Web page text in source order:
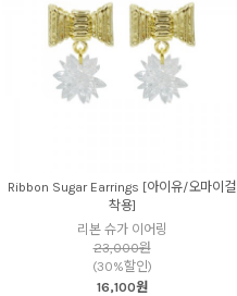
Ribbon Sugar Earrings [아이유/오마이걸
착용]
리본 슈가 이어링
23,000원
(30%할인)
16,100원